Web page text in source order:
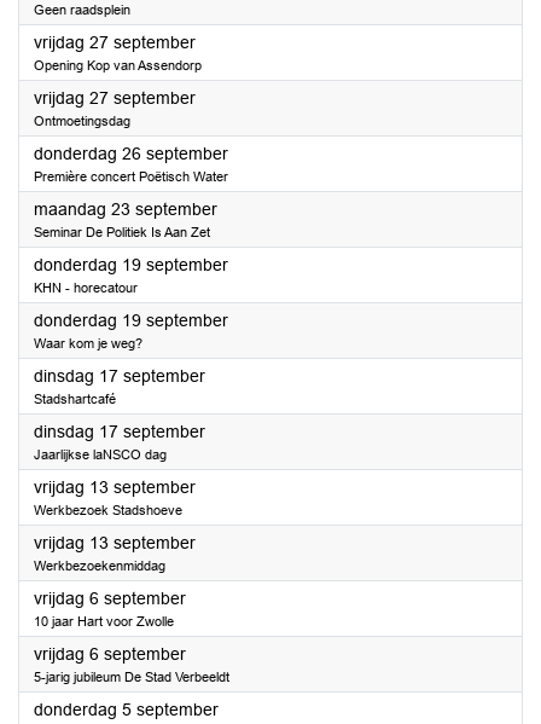
Geen raadsplein
vrijdag 27 september2024
Opening Kop van Assendorp
vrijdag 27 september2024
Ontmoetingsdag
donderdag 26 september2024
Première concert Poëtisch Water
maandag 23 september2024
Seminar De Politiek Is Aan Zet
donderdag 19 september2024
KHN - horecatour
donderdag 19 september2024
Waar kom je weg?
dinsdag 17 september2024
Stadshartcafé
dinsdag 17 september2024
Jaarlijkse laNSCO dag
vrijdag 13 september2024
Werkbezoek Stadshoeve
vrijdag 13 september2024
Werkbezoekenmiddag
vrijdag 6 september2024
10 jaar Hart voor Zwolle
vrijdag 6 september2024
5-jarig jubileum De Stad Verbeeldt
donderdag 5 september2024